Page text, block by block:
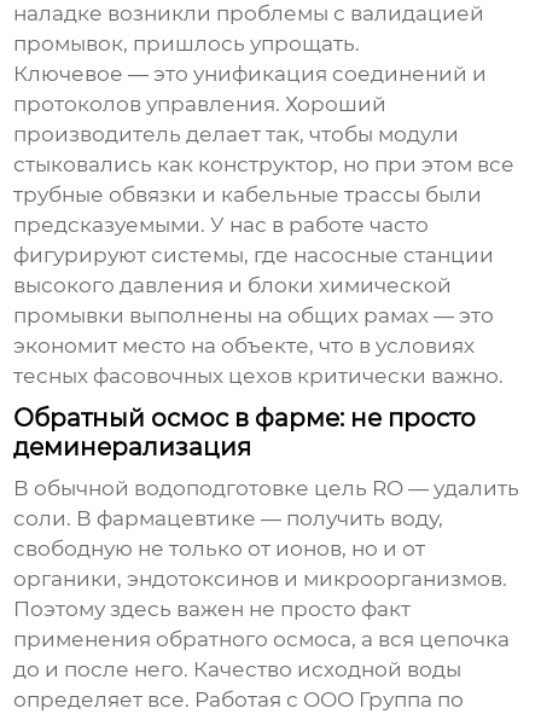
наладке возникли проблемы с валидацией
промывок, пришлось упрощать.
Ключевое — это унификация соединений и
протоколов управления. Хороший
производитель делает так, чтобы модули
стыковались как конструктор, но при этом все
трубные обвязки и кабельные трассы были
предсказуемыми. У нас в работе часто
фигурируют системы, где насосные станции
высокого давления и блоки химической
промывки выполнены на общих рамах — это
экономит место на объекте, что в условиях
тесных фасовочных цехов критически важно.
Обратный осмос в фарме: не просто
деминерализация
В обычной водоподготовке цель RO — удалить
соли. В фармацевтике — получить воду,
свободную не только от ионов, но и от
органики, эндотоксинов и микроорганизмов.
Поэтому здесь важен не просто факт
применения обратного осмоса, а вся цепочка
до и после него. Качество исходной воды
определяет все. Работая с ООО Группа по